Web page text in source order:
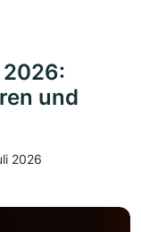
2026:
und
2026